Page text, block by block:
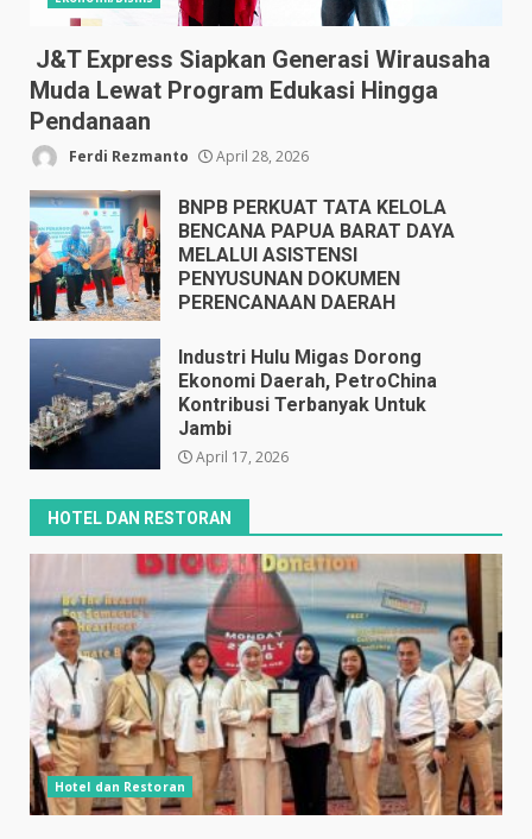
J&T Express Siapkan Generasi Wirausaha
Muda Lewat Program Edukasi Hingga
Pendanaan
Ferdi Rezmanto April 28, 2026
BNPB PERKUAT TATA KELOLA
BENCANA PAPUA BARAT DAYA
MELALUI ASISTENSI
PENYUSUNAN DOKUMEN
PERENCANAAN DAERAH
Industri Hulu Migas Dorong
Ekonomi Daerah, PetroChina
Kontribusi Terbanyak Untuk
Jambi
April 17, 2026
HOTEL DAN RESTORAN
Hotel dan Restoran